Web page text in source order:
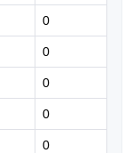
αλλάζουν το
0
0
0
0
0